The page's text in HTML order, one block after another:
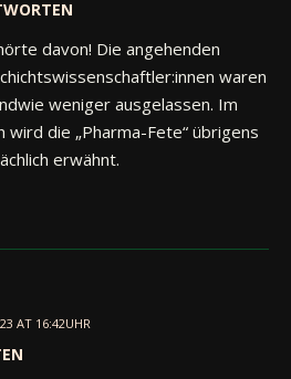
davon! Die angehenden
waren
weniger ausgelassen. Im
wird die „Pharma-Fete“ übrigens
erwähnt.
AT 16:42UHR